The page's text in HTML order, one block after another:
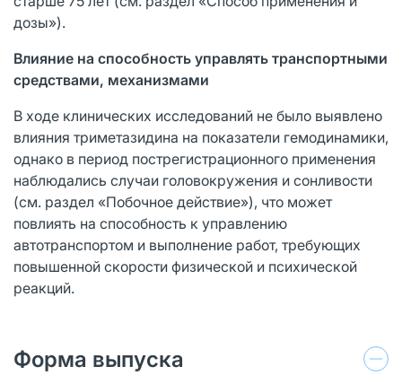
дозы»).
Влияние на способность управлять транспортными
средствами, механизмами
В ходе клинических исследований не было выявлено
влияния триметазидина на показатели гемодинамики,
однако в период пострегистрационного применения
наблюдались случаи головокружения и сонливости
(см. раздел «Побочное действие»), что может
повлиять на способность к управлению
автотранспортом и выполнение работ, требующих
повышенной скорости физической и психической
реакций.
Форма выпуска